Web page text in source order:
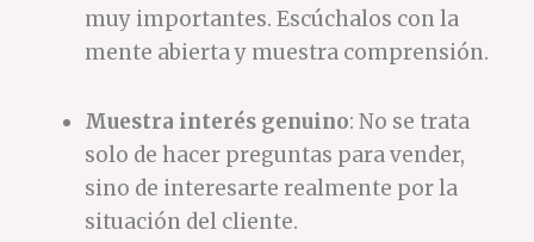
muy importantes. Escúchalos con la
mente abierta y muestra comprensión.
Muestra interés genuino: No se trata
solo de hacer preguntas para vender,
sino de interesarte realmente por la
situación del cliente.